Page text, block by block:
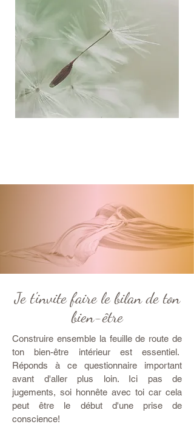
Je t'invite faire le bilan de ton
bien-être
Construire ensemble la feuille de route de
ton bien-être intérieur est essentiel.
Réponds à ce questionnaire important
avant d'aller plus loin. Ici pas de
jugements, soi honnête avec toi car cela
peut être le début d'une prise de
conscience!